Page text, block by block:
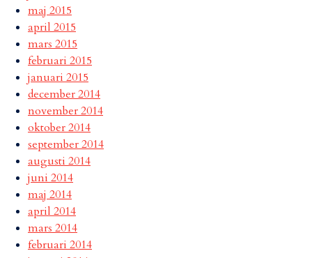
maj 2015
april 2015
mars 2015
februari 2015
januari 2015
december 2014
november 2014
oktober 2014
september 2014
augusti 2014
juni 2014
maj 2014
april 2014
mars 2014
februari 2014